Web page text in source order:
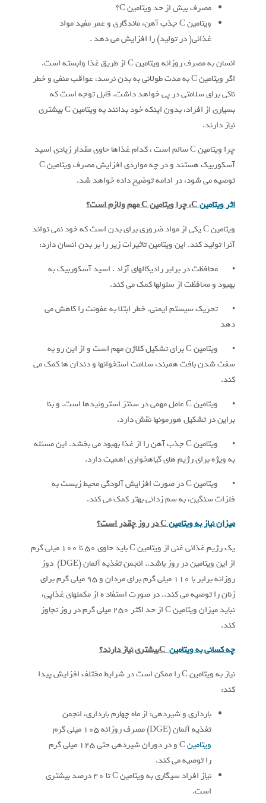
مصرف بیش از حد ویتامین C؟
ویتامین C جذب آهن، ماندگاری و عمر مفید مواد
غذائی( در تولید) را افزایش می دهد .
انسان به مصرف روزانه ویتامین C از طریق غذا وابسته است.
اگر ویتامین C به مدت طولانی به بدن نرسد، عواقب منفی و خطر
ناکی برای سلامتی در پی خواهد داشت. قابل توجه است که
بسیاری از افراد، بدون اینکه خود بدانند به ویتامین C بیشتری
نیاز دارند.
چرا ویتامین C سالم است ، کدام غذاها حاوی مقدار زیادی اسید
آسکوربیک هستند و در چه مواردی افزایش مصرف ویتامین C
توصیه می شود، در ادامه توضیح داده خواهد شد.
اثر ویتامینC، چرا ویتامینCمهم ولازم است؟
ویتامین C یکی از مواد ضروری برای بدن است که خود نمی تواند
آنرا تولید کند. این ویتامین تاثیرات زیر را بر بدن انسان دارد:
• محافظت در برابر رادیکالهای آزاد . اسید آسکوربیک به
بهبود و محافظت از سلولها کمک می کند.
• تحریک سیستم ایمنی. خطر ابتلا به عفونت را کاهش می
دهد
• ویتامین C برای تشکیل کلاژن مهم است و از این رو به
سفت شدن بافت همبند، سلامت استخوانها و دندان ها کمک می
کند.
• ویتامین C عامل مهمی در سنتز استروئیدها است. و بنا
براین در تشکیل هورمونها نقش دارد.
• ویتامین C جذب آهن را از غذا بهبود می بخشد. این مسئله
به ویژه برای رژیم های گیاهخواری اهمیت دارد.
• ویتامین C در صورت افزایش آلودگی محیط زیست به
فلزات سنگین، به سم زدائی بهتر کمک می کند.
میزان نیاز به ویتامینCدر روز چقدر است؟
یک رژیم غذائی غنی از ویتامین C باید حاوی 50 نا 100 میلی گرم
از این ویتامین در روز باشد.. انجمن تغذیه آلمان (DGE) دوز
روزانه برابر با ۱۱۰ میلی گرم برای مردان و ۹۵ میلی گرم برای
زنان را توصیه می کند.. در صورت استفاد ه از مکملهای غذاپی،
نباید میزان ویتامین C از حد اکثر ۲۵۰ میلی گرم در روز تجاوز
کند.
چه کسانی به ویتامینCبیشتری نیاز دارند؟
نیاز به ویتامین C را ممکن است در شرایط مختلف افزایش پیدا
کند:
بارداری و شیردهی: از ماه چهارم بارداری، انجمن
تغذیه آلمان (DGE) مصرف روزانه 105 میلی گرم
ویتامین
C و در دوران شیردهی حتی 125 میلی گرم
را توصیه می کند.
نیاز افراد سیگاری به ویتامین C تا 40 درصد بیشتری
است.